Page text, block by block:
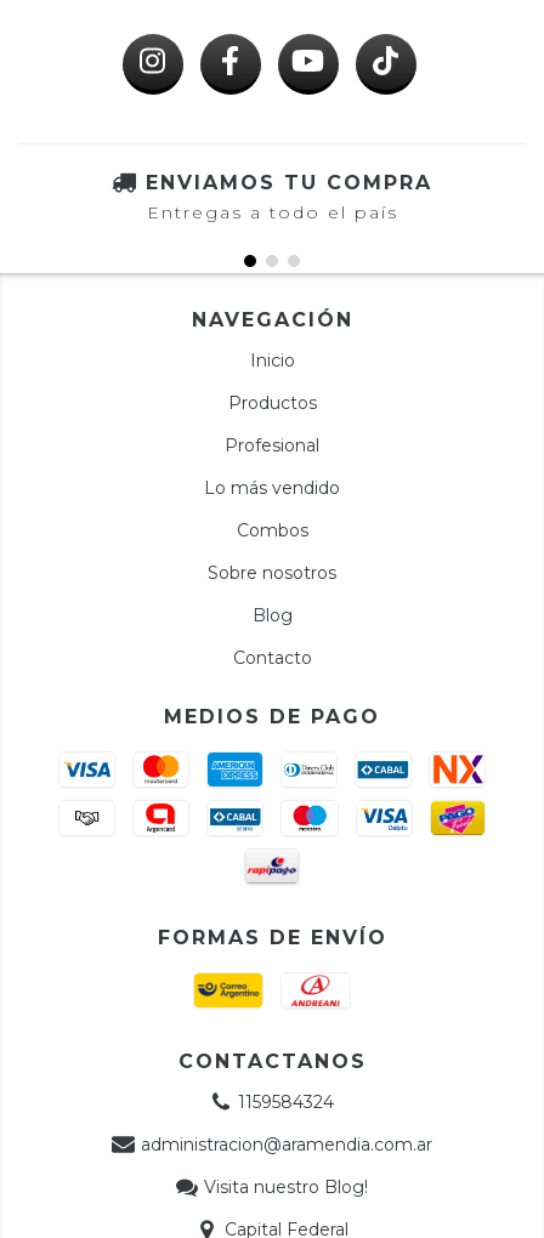
ENVIAMOS TU COMPRA
Entregas a todo el país
NAVEGACIÓN
Inicio
Productos
Profesional
Lo más vendido
Combos
Sobre nosotros
Blog
Contacto
MEDIOS DE PAGO
FORMAS DE ENVÍO
CONTACTANOS
1159584324
administracion@aramendia.com.ar
Visita nuestro Blog!
Capital Federal